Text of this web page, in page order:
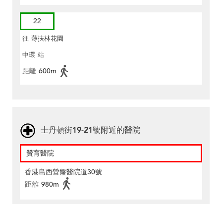
22
往 薄扶林花園
中環 站
距離 600m
士丹頓街19-21號附近的醫院
贊育醫院
香港島西營盤醫院道30號
距離 980m